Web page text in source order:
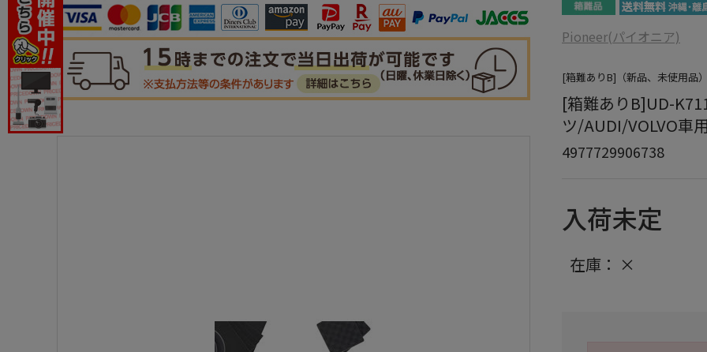
Pioneer(パイオニア)
[箱難ありB]（新品、未使用品
[箱難ありB]UD-
ツ/AUDI/VOLVO車
4977729906738
入荷未定
在庫： ×